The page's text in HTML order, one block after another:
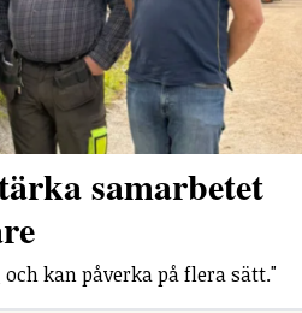
samarbetet
kan påverka på flera sätt."